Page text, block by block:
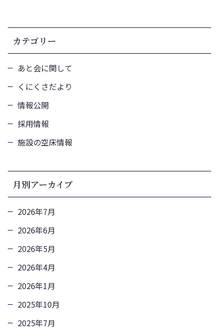
カテゴリー
あと会に関して
くにくさだより
情報公開
採用情報
施設の空床情報
月別アーカイブ
2026年7月
2026年6月
2026年5月
2026年4月
2026年1月
2025年10月
2025年7月